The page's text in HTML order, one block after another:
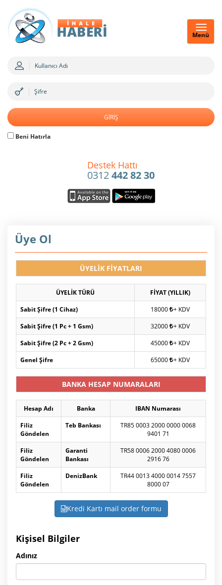
Menü
Beni Hatırla
Destek Hattı
0312442 82 30
Üye Ol
ÜYELİK FİYATLARI
ÜYELİK TÜRÜ
FİYAT (YILLIK)
Sabit Şifre (1 Cihaz)
18000 + KDV
Sabit Şifre (1 Pc + 1 Gsm)
32000 + KDV
Sabit Şifre (2 Pc + 2 Gsm)
45000 + KDV
Genel Şifre
65000 + KDV
BANKA HESAP NUMARALARI
Hesap Adı Banka
IBAN Numarası
Filiz
Göndelen
Teb Bankası
TR85 0003 2000 0000 0068
9401 71
Filiz
Göndelen
Garanti
Bankası
TR58 0006 2000 4080 0006
2916 76
Filiz
Göndelen
DenizBank
TR44 0013 4000 0014 7557
8000 07
Kredi Kartı mail order formu
Kişisel Bilgiler
Adınız